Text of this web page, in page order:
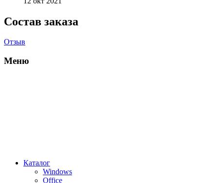
Состав заказа
Отзыв
Меню
Каталог
Windows
Office